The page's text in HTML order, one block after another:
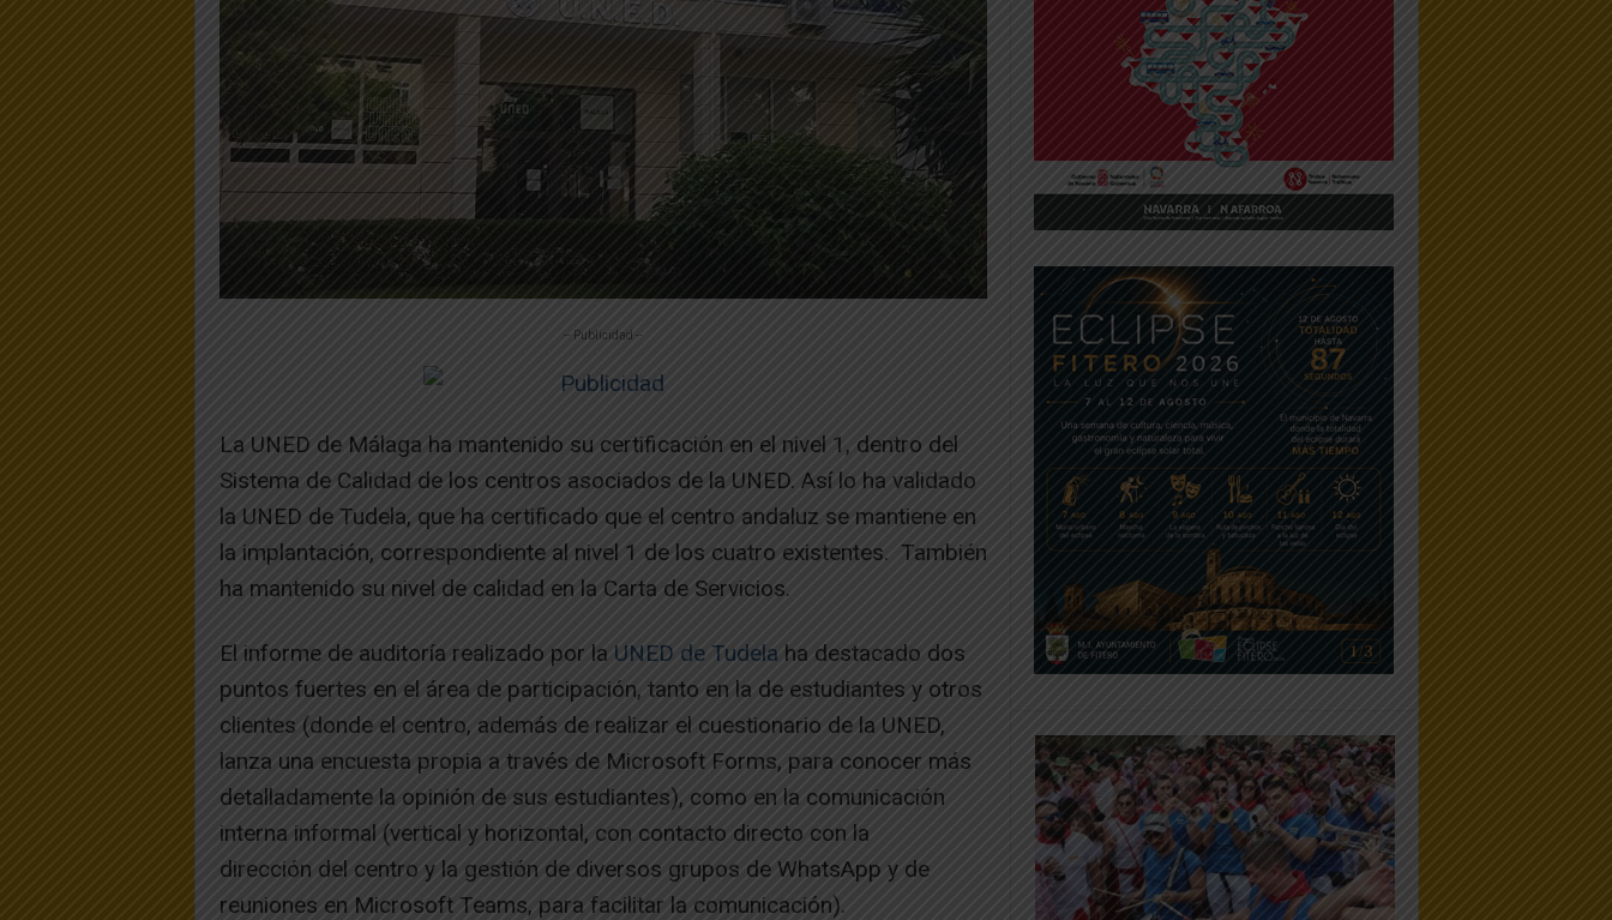
-- Publicidad --
La UNED de Málaga ha mantenido su certificación en el nivel 1, dentro del
Sistema de Calidad de los centros asociados de la UNED. Así lo ha validado
la UNED de Tudela, que ha certificado que el centro andaluz se mantiene en
la implantación, correspondiente al nivel 1 de los cuatro existentes. También
ha mantenido su nivel de calidad en la Carta de Servicios.
El informe de auditoría realizado por la UNED de Tudela ha destacado dos
puntos fuertes en el área de participación, tanto en la de estudiantes y otros
clientes (donde el centro, además de realizar el cuestionario de la UNED,
lanza una encuesta propia a través de Microsoft Forms, para conocer más
detalladamente la opinión de sus estudiantes), como en la comunicación
interna informal (vertical y horizontal, con contacto directo con la
dirección del centro y la gestión de diversos grupos de WhatsApp y de
reuniones en Microsoft Teams, para facilitar la comunicación).